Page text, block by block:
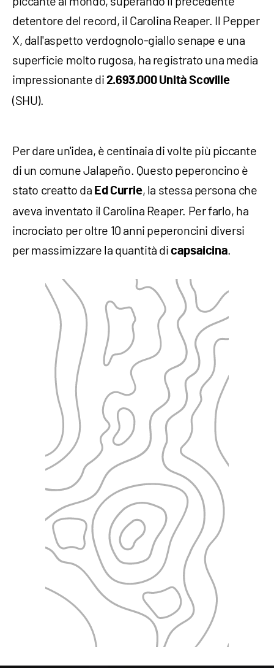
detentore del record, il Carolina Reaper. Il Pepper
X, dall'aspetto verdognolo-giallo senape e una
superficie molto rugosa, ha registrato una media
impressionante di 2.693.000 Unità Scoville
(SHU).
Per dare un'idea, è centinaia di volte più piccante
di un comune Jalapeño. Questo peperoncino è
stato creatto da Ed Currie, la stessa persona che
aveva inventato il Carolina Reaper. Per farlo, ha
incrociato per oltre 10 anni peperoncini diversi
per massimizzare la quantità dicapsaicina.